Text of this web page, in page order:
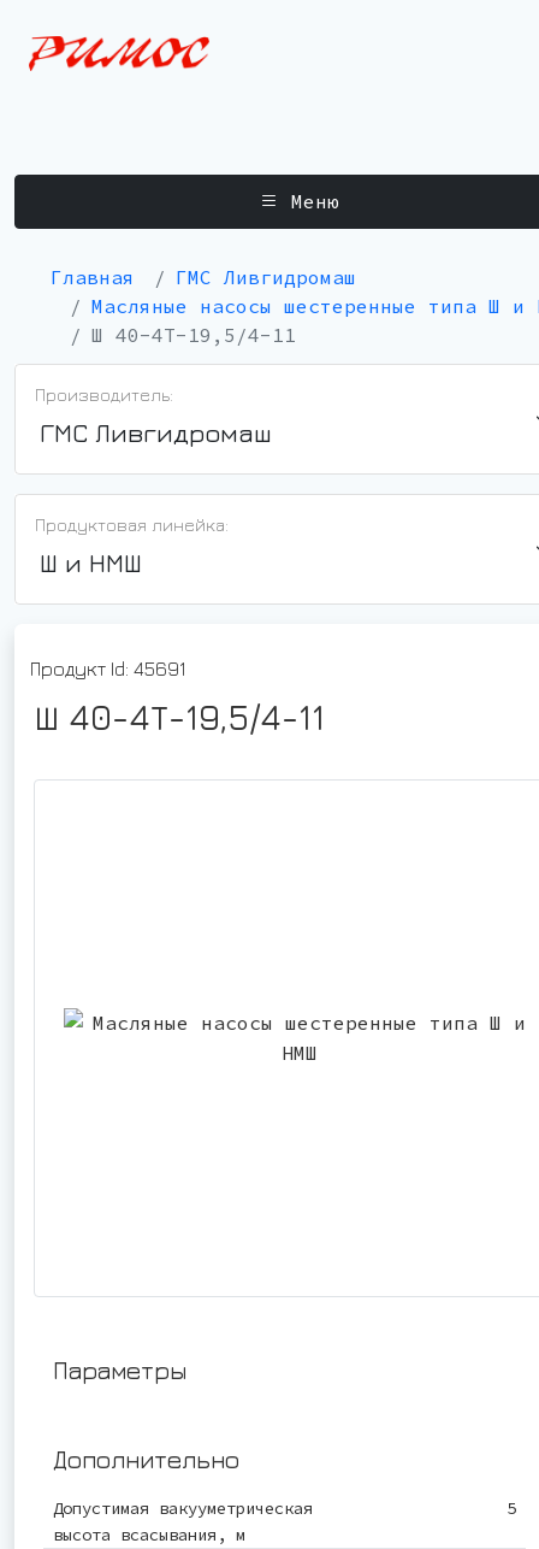
Меню
Главная
ГМС Ливгидромаш
Масляные насосы шестеренные типа Ш и
Ш 40-4Т-19,5/4-11
Производитель:
ГМС Ливгидромаш
Продуктовая линейка:
Ш и НМШ
Продукт Id: 45691
Ш 40-4Т-19,5/4-11
Параметры
Дополнительно
Допустимая вакууметрическая
высота всасывания, м
5